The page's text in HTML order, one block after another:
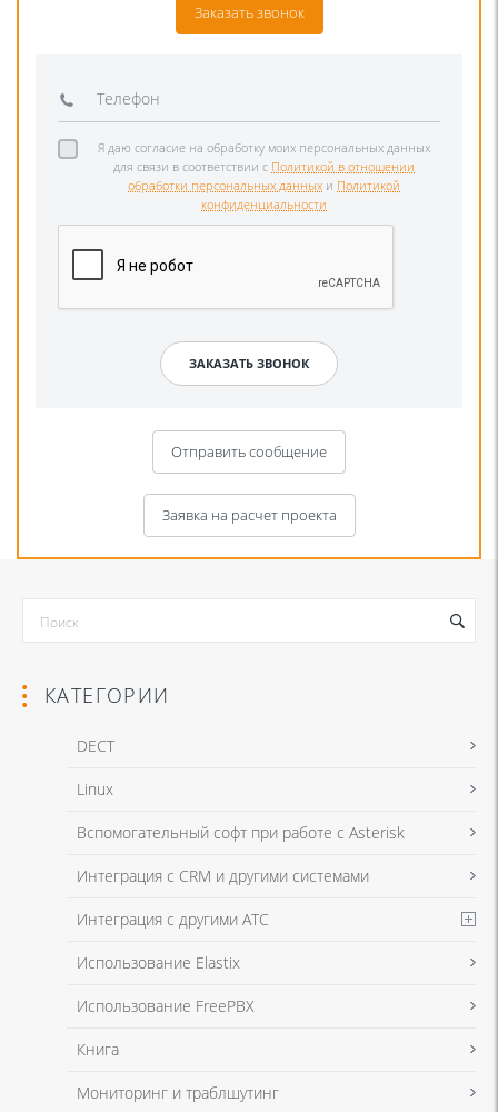
Заказать звонок
Я даю согласие на обработку моих персональных данных
для связи в соответствии с Политикой в отношении
обработки персональных данных и Политикой
конфиденциальности
Отправить сообщение
Я даю согласие на обработку моих персональных данных для связи
в соответствии с Политикой в отношении обработки персональных
Заявка на расчет проекта
Я даю согласие на обработку моих персональных данных для связи
в соответствии с Политикой в отношении обработки персональных
КАТЕГОРИИ
DECT
Linux
Вспомогательный софт при работе с Asterisk
Интеграция с CRM и другими системами
Интеграция с другими АТС
Использование Elastix
Использование FreePBX
Книга
Мониторинг и траблшутинг